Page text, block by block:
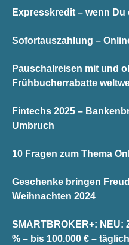
Expresskredit – wenn
Sofortauszahlung –
Pauschalreisen mit und
Frühbucherrabatte
Fintechs 2025 –
Umbruch
10 Fragen zum Thema
Geschenke bringen
Weihnachten 2024
SMARTBROKER+:
% – bis 100.000 € –